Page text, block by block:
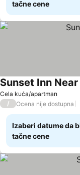
tačne cene
Cela kuća/apartman
Sunset Inn
/ Ocena nije dostupna
Izaberi datume da
tačne cene